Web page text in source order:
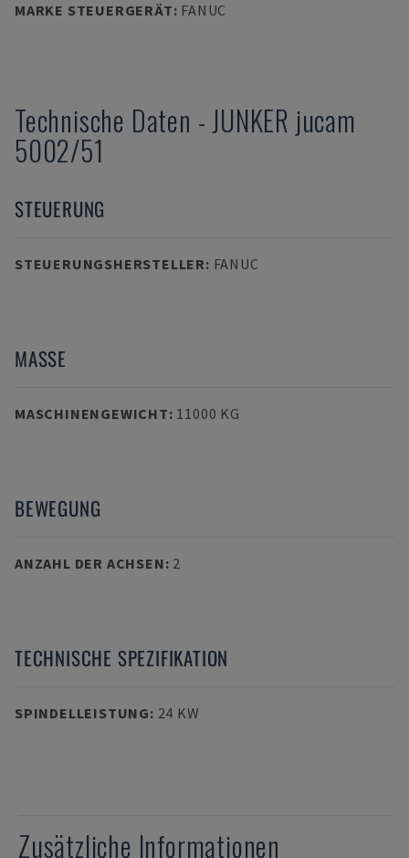
MARKE STEUERGERÄT: FANUC
Technische Daten -JUNKER jucam
5002/51
STEUERUNG
STEUERUNGSHERSTELLER: FANUC
MASSE
MASCHINENGEWICHT: 11000 KG
BEWEGUNG
ANZAHL DER ACHSEN: 2
TECHNISCHE SPEZIFIKATION
SPINDELLEISTUNG: 24 KW
Zusätzliche Informationen